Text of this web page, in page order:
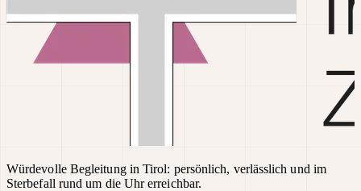
Würdevolle Begleitung in Tirol: persönlich, verlässlich und im
Sterbefall rund um die Uhr erreichbar.